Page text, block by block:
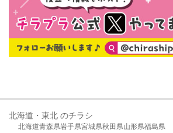
北海道・東北 のチラシ
北海道青森県岩手県宮城県秋田県山形県福島県